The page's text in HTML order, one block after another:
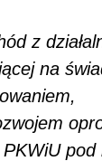
z
na
pod